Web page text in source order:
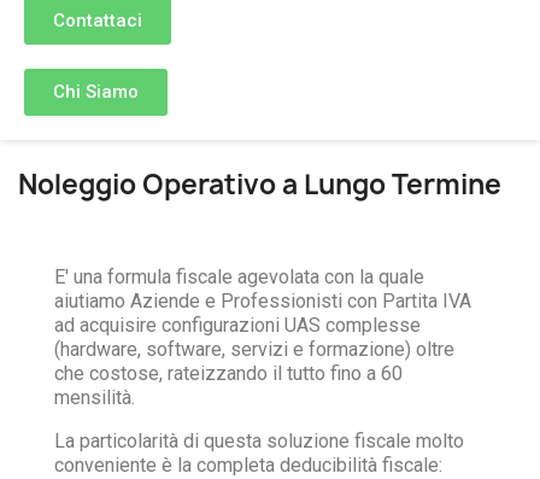
Contattaci
Chi Siamo
Noleggio Operativo a Lungo Termine
E' una formula fiscale agevolata con la quale
aiutiamo Aziende e Professionisti con Partita IVA
ad acquisire configurazioni UAS complesse
(hardware, software, servizi e formazione) oltre
che costose, rateizzando il tutto fino a 60
mensilità.
La particolarità di questa soluzione fiscale molto
conveniente è la completa deducibilità fiscale: